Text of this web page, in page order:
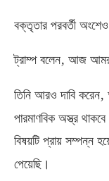
বক্তৃতার পরবর্তী
ট্রাম্প বলেন, আজ আমরা
তিনি আরও দাবি করেন,
পারমাণবিক অস্ত্র
বিষয়টি প্রায় সম্পন্ন
পেয়েছি।